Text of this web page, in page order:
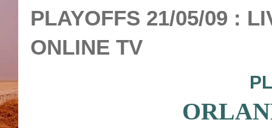
PLAYOFFS 21/05/09 :
ONLINE TV